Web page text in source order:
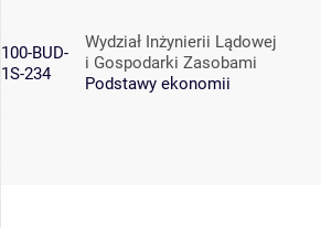
100-BUD-
1S-234
Wydział Inżynierii Lądowej
i Gospodarki Zasobami
Podstawy ekonomii